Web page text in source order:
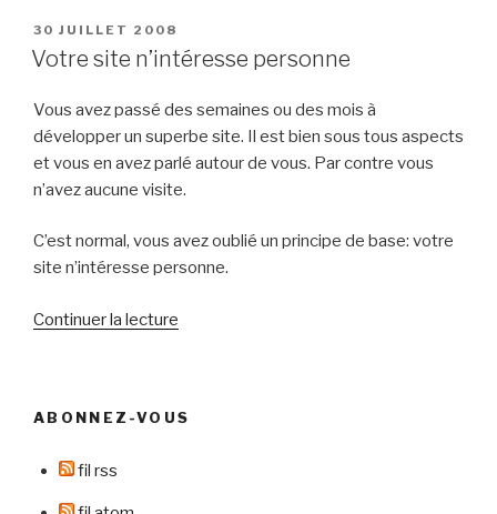
sa
il
était
encore
vivant »
PUBLIÉ
LE
30 JUILLET 2008
Votre site n’intéresse personne
Vous avez passé des semaines ou des mois à
développer un superbe site. Il est bien sous tous aspects
et vous en avez parlé autour de vous. Par contre vous
n’avez aucune visite.
C’est normal, vous avez oublié un principe de base: votre
site n’intéresse personne.
Continuer la lecture
personne »
ABONNEZ-VOUS
fil rss